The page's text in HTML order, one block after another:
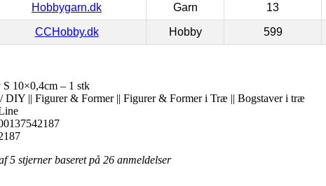
Hobbygarn.dk Garn 13
CCHobby.dk Hobby 599
10×0,4cm – 1 stk
DIY || Figurer & Former || Figurer & Former i Træ || Bogstaver i træ
5 stjerner baseret på 26 anmeldelser